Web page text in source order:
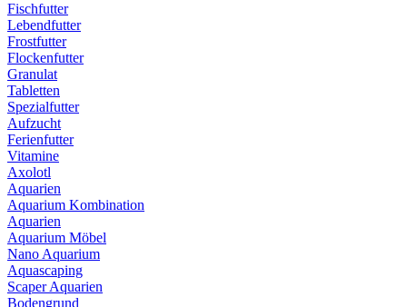
Fischfutter
Lebendfutter
Frostfutter
Flockenfutter
Granulat
Tabletten
Spezialfutter
Aufzucht
Ferienfutter
Vitamine
Axolotl
Aquarien
Aquarium Kombination
Aquarien
Aquarium Möbel
Nano Aquarium
Aquascaping
Scaper Aquarien
Bodengrund